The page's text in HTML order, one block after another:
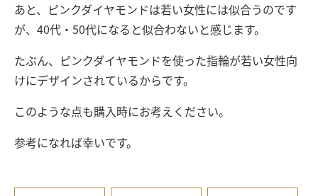
あと、ピンクダイヤモンドは若い女性には似合うのです
が、40代・50代になると似合わないと感じます。
たぶん、ピンクダイヤモンドを使った指輪が若い女性向
けにデザインされているからです。
このような点も購入時にお考えください。
参考になれば幸いです。